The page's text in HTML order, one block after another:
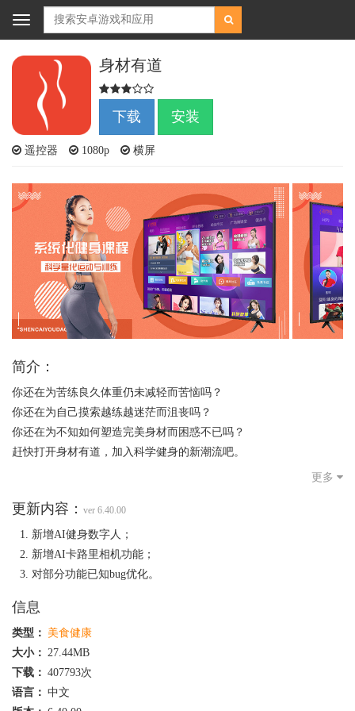
Toggle
navigation
身材有道
下载 安装
遥控器 1080p 横屏
简介：
你还在为苦练良久体重仍未减轻而苦恼吗？
你还在为自己摸索越练越迷茫而沮丧吗？
你还在为不知如何塑造完美身材而困惑不已吗？
赶快打开身材有道，加入科学健身的新潮流吧。
科学化的训练课程，极佳的健身减肥效果！这里有高效燃脂减肥的
伽，还有超超超多课程内容等你发掘。还等什么？赶快加入身材有
道，与众多教练老师不惧风、不怕雨，一起燃烧卡路里。
更多
更新内容： ver 6.40.00
新增AI健身数字人；
新增AI卡路里相机功能；
对部分功能已知bug优化。
信息
类型： 美食健康
大小： 27.44MB
下载： 407793次
语言： 中文